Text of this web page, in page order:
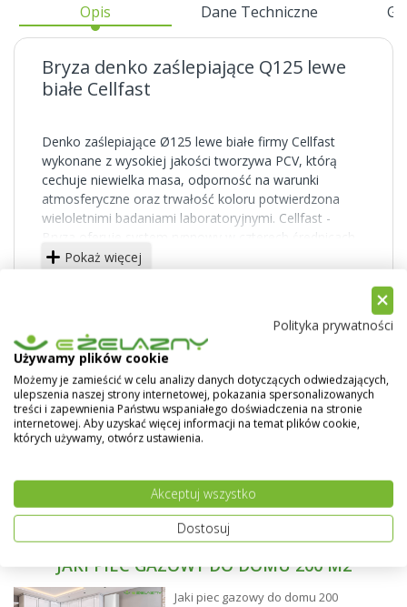
Opis Dane Techniczne
Bryza denko zaślepiające Q125 lewe
białe Cellfast
Denko zaślepiające Ø125 lewe białe firmy Cellfast
wykonane z wysokiej jakości tworzywa PCV, którą
cechuje niewielka masa, odporność na warunki
atmosferyczne oraz trwałość koloru potwierdzona
wieloletnimi badaniami laboratoryjnymi. Cellfast -
Bryza oferuje system rynnowy w czterech średnicach
75, 100, 125 oraz 150 mm o łagodnym wygięciu oraz
rur spustowych o średnicy 63, 90 oraz 110. Systemy
grafitowym, ceglastym oraz zielonym.
Pokaż więcej
JAKI PIEC GAZOWY DO DOMU 200 M2
Jaki piec gazowy do domu 200
Polityka prywatności
Używamy plików cookie
Możemy je zamieścić w celu analizy danych dotyczących odwiedzających,
ulepszenia naszej strony internetowej, pokazania spersonalizowanych
treści i zapewnienia Państwu wspaniałego doświadczenia na stronie
internetowej. Aby uzyskać więcej informacji na temat plików cookie,
których używamy, otwórz ustawienia.
Akceptuj wszystko
Dostosuj